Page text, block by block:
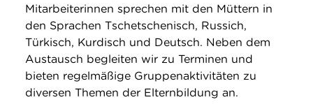
Suche
Mitarbeiterinnen sprechen mit den Müttern in
den Sprachen Tschetschenisch, Russich,
Türkisch, Kurdisch und Deutsch. Neben dem
Austausch begleiten wir zu Terminen und
bieten regelmäßige Gruppenaktivitäten zu
diversen Themen der Elternbildung an.